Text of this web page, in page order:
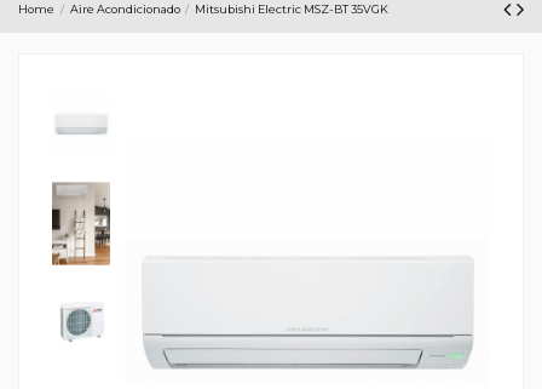
Home Aire Acondicionado Mitsubishi Electric MSZ-BT 35VGK